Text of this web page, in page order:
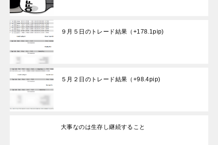
９月５日のトレード結果（+178.1pip)
５月２日のトレード結果（+98.4pip)
大事なのは生存し継続すること